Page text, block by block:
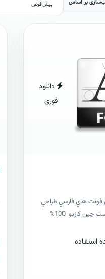
بر اساس
دانلود
فوری
فونت هاي فارسي طراحي
شده 201621 فونت دست چين کازيو 100%
استفاده